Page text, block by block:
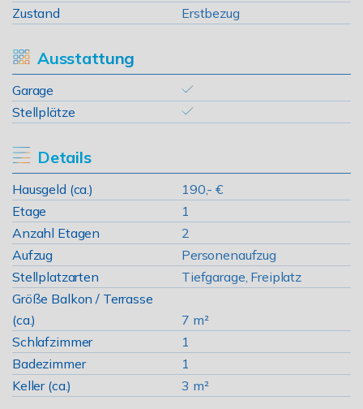
Zustand
Erstbezug
Ausstattung
Garage
Stellplätze
Details
Hausgeld (ca.)
190,- €
Etage
1
Anzahl Etagen
2
Aufzug
Personenaufzug
Stellplatzarten
Tiefgarage, Freiplatz
Größe Balkon / Terrasse
(ca.)
7 m²
Schlafzimmer
1
Badezimmer
1
Keller (ca.)
3 m²